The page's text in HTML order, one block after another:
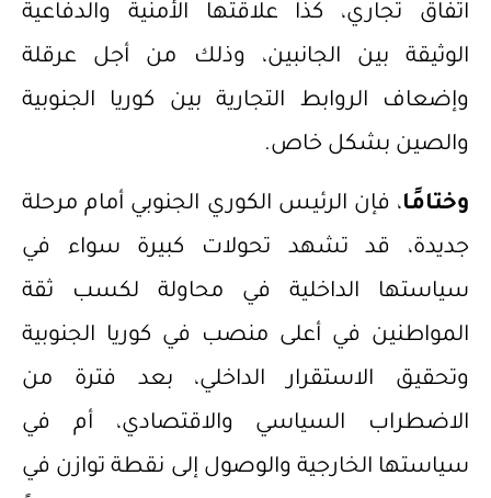
اتفاق تجاري، كذا علاقتها الأمنية والدفاعية
الوثيقة بين الجانبين، وذلك من أجل عرقلة
وإضعاف الروابط التجارية بين كوريا الجنوبية
والصين بشكل خاص.
وختامًا، فإن الرئيس الكوري الجنوبي أمام مرحلة
جديدة، قد تشهد تحولات كبيرة سواء في
سياستها الداخلية في محاولة لكسب ثقة
المواطنين في أعلى منصب في كوريا الجنوبية
وتحقيق الاستقرار الداخلي، بعد فترة من
الاضطراب السياسي والاقتصادي، أم في
سياستها الخارجية والوصول إلى نقطة توازن في